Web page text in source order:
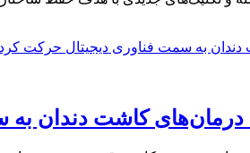
درمان‌های کاشت